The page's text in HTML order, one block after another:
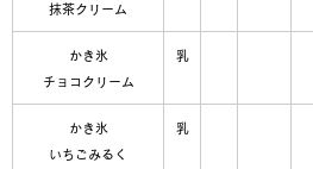
抹茶クリーム
かき氷
チョコクリーム
乳
かき氷
いちごみるく
乳